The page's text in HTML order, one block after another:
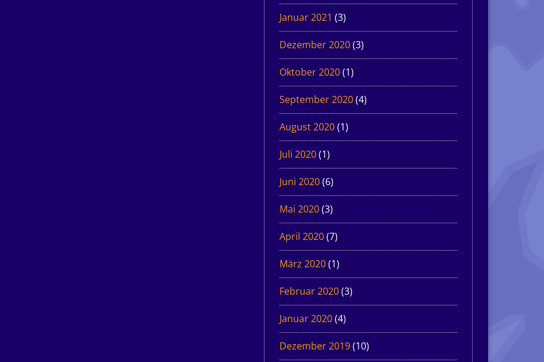
Januar 2021 (3)
Dezember 2020(3)
Oktober 2020(1)
September 2020(4)
August 2020(1)
Juli 2020(1)
Juni 2020(6)
Mai 2020(3)
April 2020(7)
März 2020(1)
Februar 2020(3)
Januar 2020(4)
Dezember 2019(10)